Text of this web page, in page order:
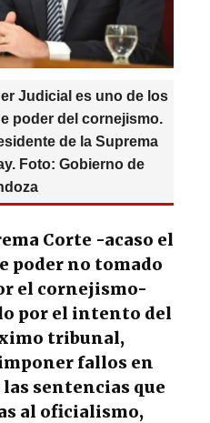
Judicial es uno de los
poder del cornejismo.
de la Suprema
Foto: Gobierno de
Corte -acaso el
poder no tomado
el cornejismo-
por el intento del
tribunal,
fallos en
sentencias que
al oficialismo,